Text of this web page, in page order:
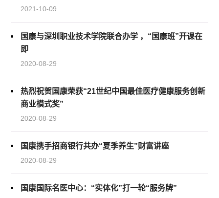
2021-10-09
国康与深圳职业技术学院联合办学 ，“国康班”开课在
即
2020-08-29
热烈祝贺国康荣获“21世纪中国最佳医疗健康服务创新
商业模式奖”
2020-08-29
国康携手招商银行共办“夏季养生”财富讲座
2020-08-29
国康国际名医中心：“实体化”打一轮“服务牌”